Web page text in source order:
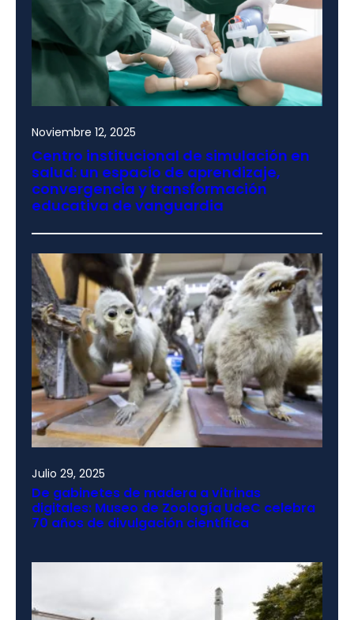
Noviembre 12, 2025
Centro institucional de simulación en
salud: un espacio de aprendizaje,
convergencia y transformación
educativa de vanguardia
Julio 29, 2025
De gabinetes de madera a vitrinas
digitales: Museo de Zoología UdeC celebra
70 años de divulgación científica